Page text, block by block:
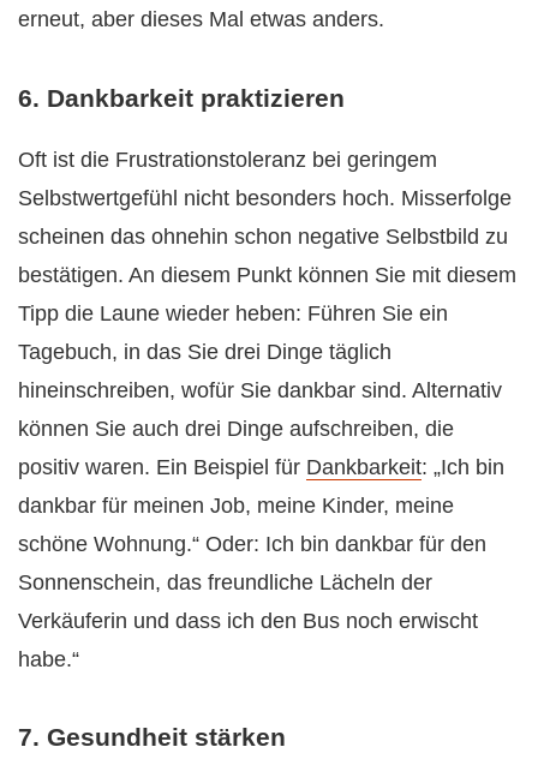
erneut, aber dieses Mal etwas anders.
6. Dankbarkeit praktizieren
Oft ist die Frustrationstoleranz bei geringem
Selbstwertgefühl nicht besonders hoch. Misserfolge
scheinen das ohnehin schon negative Selbstbild zu
bestätigen. An diesem Punkt können Sie mit diesem
Tipp die Laune wieder heben: Führen Sie ein
Tagebuch, in das Sie drei Dinge täglich
hineinschreiben, wofür Sie dankbar sind. Alternativ
können Sie auch drei Dinge aufschreiben, die
positiv waren. Ein Beispiel für Dankbarkeit: „Ich bin
dankbar für meinen Job, meine Kinder, meine
schöne Wohnung.“ Oder: Ich bin dankbar für den
Sonnenschein, das freundliche Lächeln der
Verkäuferin und dass ich den Bus noch erwischt
habe.“
7. Gesundheit stärken